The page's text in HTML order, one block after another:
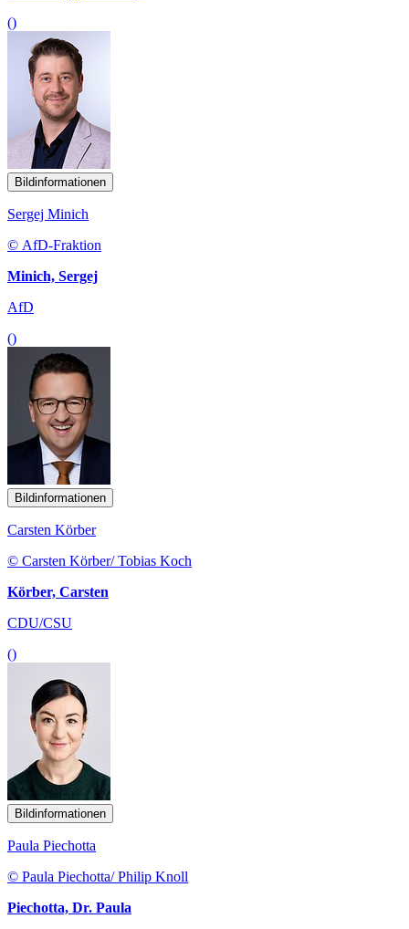
()
Bildinformationen
Sergej Minich
© AfD-Fraktion
Minich, Sergej
AfD
()
Bildinformationen
Carsten Körber
© Carsten Körber/ Tobias Koch
Körber, Carsten
CDU/CSU
()
Bildinformationen
Paula Piechotta
© Paula Piechotta/ Philip Knoll
Piechotta, Dr. Paula